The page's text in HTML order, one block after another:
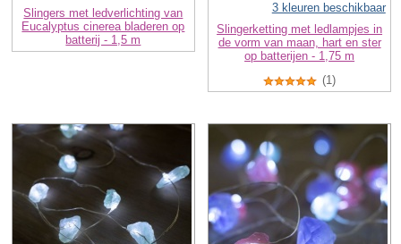
Slingers met ledverlichting van
Eucalyptus cinerea bladeren op
batterij - 1,5 m
3 kleuren beschikbaar
Slingerketting met ledlampjes in
de vorm van maan, hart en ster
op batterijen - 1,75 m
(1)